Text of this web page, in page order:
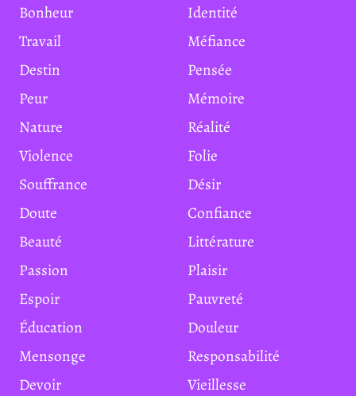
Bonheur
Identité
Travail
Méfiance
Destin
Pensée
Peur
Mémoire
Nature
Réalité
Violence
Folie
Souffrance
Désir
Doute
Confiance
Beauté
Littérature
Passion
Plaisir
Espoir
Pauvreté
Éducation
Douleur
Mensonge
Responsabilité
Devoir
Vieillesse